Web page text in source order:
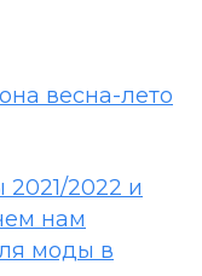
весна-лето
2022 и
нам
моды в